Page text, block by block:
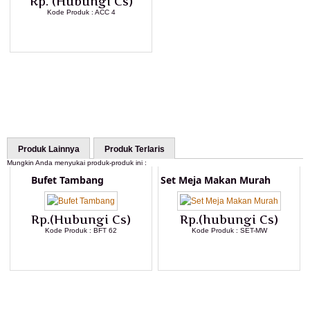
Kode Produk : ACC 4
Produk Lainnya Produk Terlaris
Mungkin Anda menyukai produk-produk ini :
Bufet Tambang
Rp.(Hubungi Cs)
Kode Produk : BFT 62
Set Meja Makan Murah
Rp.(hubungi Cs)
Kode Produk : SET-MW